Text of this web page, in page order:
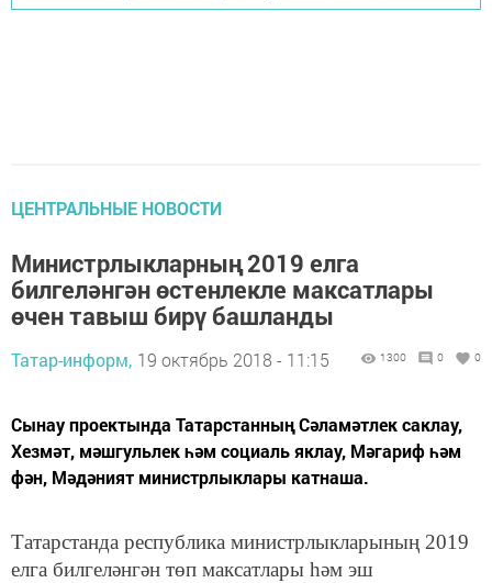
ЦЕНТРАЛЬНЫЕ НОВОСТИ
Министрлыкларның 2019 елга
билгеләнгән өстенлекле максатлары
өчен тавыш бирү башланды
Татар-информ, 19 октябрь 2018 - 11:15 1300 0 0
Сынау проектында Татарстанның Сәламәтлек саклау,
Хезмәт, мәшгульлек һәм социаль яклау, Мәгариф һәм
фән, Мәдәният министрлыклары катнаша.
Татарстанда республика министрлыкларының 2019
елга билгеләнгән төп максатлары һәм эш